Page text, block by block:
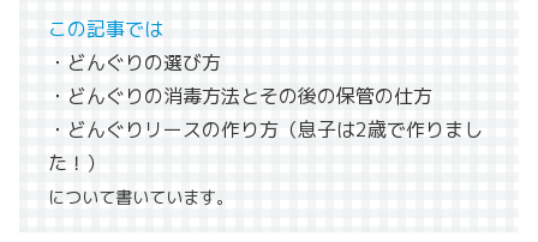
この記事では
・どんぐりの選び方
・どんぐりの消毒方法とその後の保管の仕方
・どんぐりリースの作り方（息子は2歳で作りまし
た！）
について書いています。